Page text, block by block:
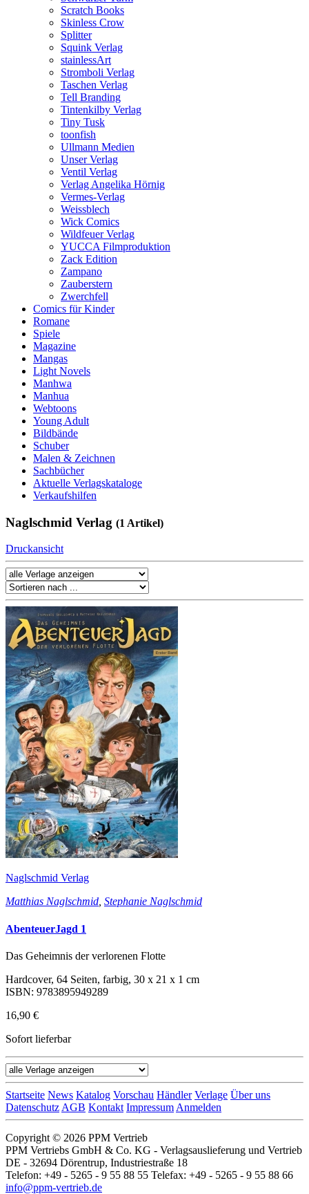
Scratch Books
Skinless Crow
Splitter
Squink Verlag
stainlessArt
Stromboli Verlag
Taschen Verlag
Tell Branding
Tintenkilby Verlag
Tiny Tusk
toonfish
Ullmann Medien
Unser Verlag
Ventil Verlag
Verlag Angelika Hörnig
Vermes-Verlag
Weissblech
Wick Comics
Wildfeuer Verlag
YUCCA Filmproduktion
Zack Edition
Zampano
Zauberstern
Zwerchfell
Comics für Kinder
Romane
Spiele
Magazine
Mangas
Light Novels
Manhwa
Manhua
Webtoons
Young Adult
Bildbände
Schuber
Malen & Zeichnen
Sachbücher
Aktuelle Verlagskataloge
Verkaufshilfen
Naglschmid Verlag (1 Artikel)
Druckansicht
Naglschmid Verlag
Matthias Naglschmid, Stephanie Naglschmid
AbenteuerJagd 1
Das Geheimnis der verlorenen Flotte
Hardcover, 64 Seiten, farbig, 30 x 21 x 1 cm
ISBN: 9783895949289
16,90 €
Sofort lieferbar
Startseite News Katalog Vorschau Händler Verlage Über uns
Datenschutz AGB Kontakt Impressum Anmelden
Copyright © 2026 PPM Vertrieb
PPM Vertriebs GmbH & Co. KG - Verlagsauslieferung und Vertrieb
DE - 32694 Dörentrup, Industriestraße 18
Telefon: +49 - 5265 - 9 55 88 55 Telefax: +49 - 5265 - 9 55 88 66
info@ppm-vertrieb.de